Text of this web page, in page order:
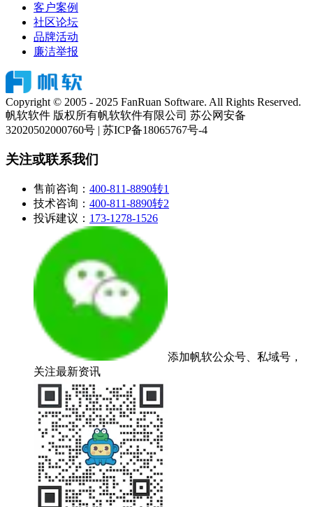
客户案例
社区论坛
品牌活动
廉洁举报
Copyright © 2005 - 2025 FanRuan Software. All Rights Reserved.
帆软软件 版权所有帆软软件有限公司 苏公网安备
32020502000760号 | 苏ICP备18065767号-4
关注或联系我们
售前咨询： 400-811-8890转1
技术咨询： 400-811-8890转2
投诉建议： 173-1278-1526
添加帆软公众号、私域号，
关注最新资讯